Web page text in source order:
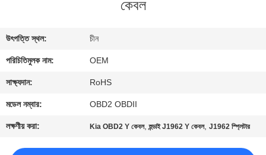
যোগাযোগ
করুন
উদ্ধৃতির
জন্য
আবেদন
কেবল
উৎপত্তি স্থল: চীন
পরিচিতিমুলক নাম: OEM
সাক্ষ্যদান: RoHS
মডেল নম্বার: OBD2 OBDII
লক্ষণীয় করা: Kia OBD2 Y কেবল,হুন্ডাই J1962 Y কেবল,J1962 স্প্লিটার